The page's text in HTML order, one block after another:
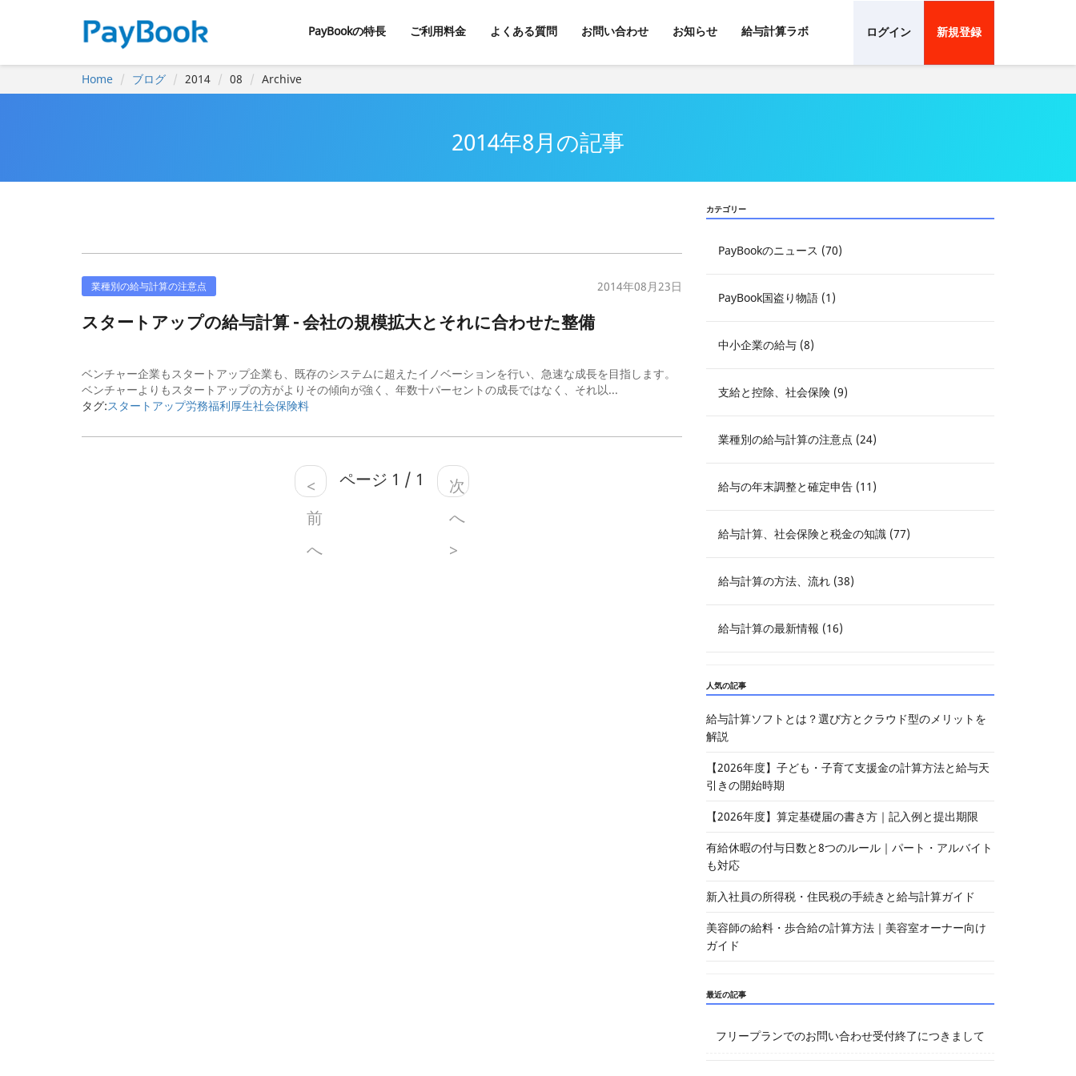
PayBookの特長 ご利用料金 よくある質問 お問い合わせ お知らせ 給与計算ラボ ログイン 新規登録
Home ブログ 2014 08 Archive
2014年8月の記事
業種別の給与計算の注意点 2014年08月23日
スタートアップの給与計算 - 会社の規模拡大とそれに合わせた整備
ベンチャー企業もスタートアップ企業も、既存のシステムに超えたイノベーションを行い、急速な成長を目指します。
ベンチャーよりもスタートアップの方がよりその傾向が強く、年数十パーセントの成長ではなく、それ以...
タグ:スタートアップ労務福利厚生社会保険料
<
前
へ
ページ 1 / 1
次
へ
>
カテゴリー
PayBookのニュース (70)
PayBook国盗り物語 (1)
中小企業の給与 (8)
支給と控除、社会保険 (9)
業種別の給与計算の注意点 (24)
給与の年末調整と確定申告 (11)
給与計算、社会保険と税金の知識 (77)
給与計算の方法、流れ (38)
給与計算の最新情報 (16)
人気の記事
給与計算ソフトとは？選び方とクラウド型のメリットを
解説
【2026年度】子ども・子育て支援金の計算方法と給与天
引きの開始時期
【2026年度】算定基礎届の書き方｜記入例と提出期限
有給休暇の付与日数と8つのルール｜パート・アルバイト
も対応
新入社員の所得税・住民税の手続きと給与計算ガイド
美容師の給料・歩合給の計算方法｜美容室オーナー向け
ガイド
最近の記事
フリープランでのお問い合わせ受付終了につきまして